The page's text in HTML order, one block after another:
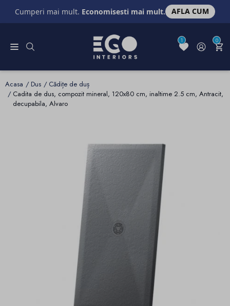
Cumperi mai mult. Economisesti mai mult. AFLA CUM
1 0
Acasa Dus
Cădițe de duș
Cadita de dus, compozit mineral, 120x80 cm, inaltime 2.5 cm, Antracit,
decupabila, Alvaro